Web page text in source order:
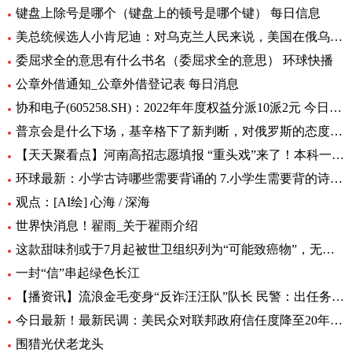
键盘上除号是哪个（键盘上的顿号是哪个键） 每日信息
美总统候选人小肯尼迪：对乌克兰人民来说，美国在俄乌中扮演的角色很糟糕
委屈求全的意思有什么书名（委屈求全的意思） 环球快播
公章外借通知_公章外借登记表 每日消息
协和电子(605258.SH)：2022年年度权益分派10派2元 今日热议
普京会是什么下场，基辛格下了新判断，对俄罗斯的态度完全变了！|全球时快讯
【天天聚看点】河南高招志愿填报 “重头戏”来了！本科一批、二批志愿30日起填报
环球最新：小学古诗哪些需要背诵的 7.小学生需要背的诗词有多少首
观点：[AI绘] 心海 / 深海
世界快消息！翟雨_关于翟雨介绍
这款甜味剂或于7月起被世卫组织列为“可能致癌物”，无糖可乐、口香糖中普遍有它|全球热头条
一封“信”串起绿色长江
【播资讯】流浪金毛变身“反诈汪汪队”队长 民警：出任务都要抢“档期 ”
今日最新！最新民调：美民众对联邦政府信任度降至20年来最低水平
围猎光伏老龙头